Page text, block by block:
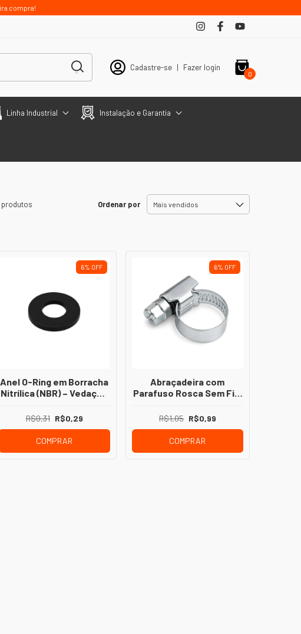
compra!
Cadastre-se | Fazer login
0
Linha Industrial Instalação e Garantia
produtos Ordenar por
6% OFF
Anel O-Ring em Borracha
Nitrílica (NBR) – Vedação
Aplicações
R$0,31 R$0,29
COMPRAR
6% OFF
Abraçadeira com
Parafuso Rosca Sem Fim
Mangueiras
R$1,05 R$0,99
COMPRAR